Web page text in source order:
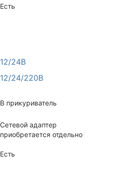
Есть
12/24В
12/24/220В
В прикуриватель
Сетевой адаптер
приобретается отдельно
Есть